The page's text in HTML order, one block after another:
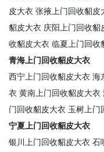
皮大衣 张掖上门回收貂皮
貂皮大衣 庆阳上门回收貂
收貂皮大衣 临夏上门回收
青海上门回收貂皮大衣
西宁上门回收貂皮大衣 海
衣 黄南上门回收貂皮大衣
门回收貂皮大衣 玉树上门
宁夏上门回收貂皮大衣
银川上门回收貂皮大衣 石